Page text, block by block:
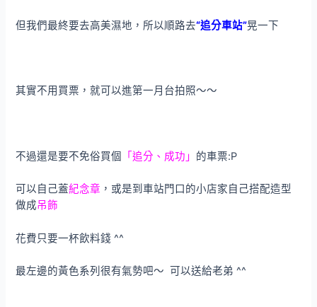
但我們最終要去高美濕地，所以順路去“追分車站”晃一下
其實不用買票，就可以進第一月台拍照～～
不過還是要不免俗買個 「追分、成功」 的車票:P
可以自己蓋紀念章 ，或是到車站門口的小店家自己搭配造型
做成吊飾
花費只要一杯飲料錢 ^^
最左邊的黃色系列很有氣勢吧～ 可以送給老弟 ^^